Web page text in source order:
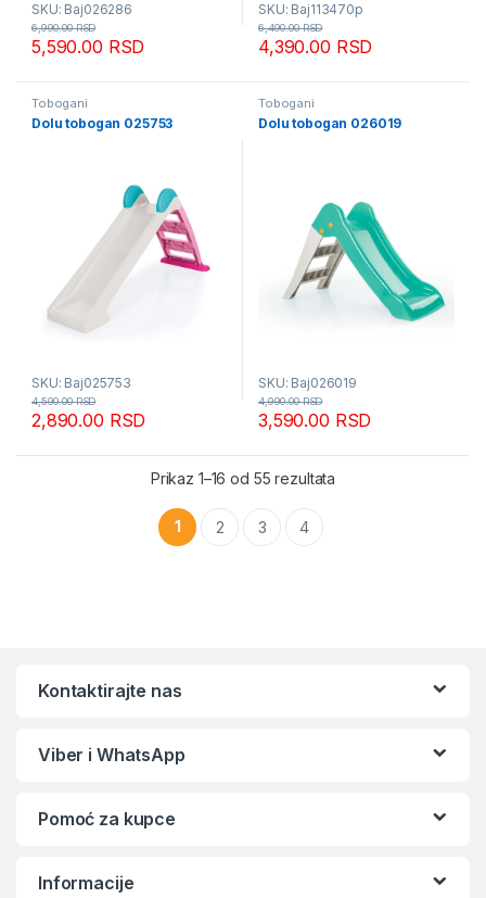
SKU: Baj026286
5,590.00 RSD
6,990.00RSD
SKU: Baj113470p
4,390.00 RSD
6,490.00RSD
Tobogani
Dolu tobogan 025753
SKU: Baj025753
2,890.00 RSD
4,590.00RSD
Tobogani
Dolu tobogan 026019
SKU: Baj026019
3,590.00 RSD
4,990.00RSD
Prikaz 1–16 od 55 rezultata
1 2 3 4
Kontaktirajte nas
Viber i WhatsApp
Pomoć za kupce
Informacije